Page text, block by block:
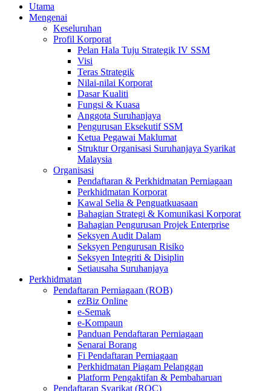
Utama
Mengenai
Keseluruhan
Profil Korporat
Pelan Hala Tuju Strategik IV SSM
Visi
Teras Strategik
Nilai-nilai Korporat
Dasar Kualiti
Fungsi & Kuasa
Anggota Suruhanjaya
Pengurusan Eksekutif SSM
Ketua Pegawai Maklumat
Struktur Organisasi Suruhanjaya Syarikat
Malaysia
Organisasi
Pendaftaran & Perkhidmatan Perniagaan
Perkhidmatan Korporat
Kawal Selia & Penguatkuasaan
Bahagian Strategi & Komunikasi Korporat
Bahagian Pengurusan Projek Enterprise
Seksyen Audit Dalam
Seksyen Pengurusan Risiko
Seksyen Integriti & Disiplin
Setiausaha Suruhanjaya
Perkhidmatan
Pendaftaran Perniagaan (ROB)
ezBiz Online
e-Semak
e-Kompaun
Panduan Pendaftaran Perniagaan
Senarai Borang
Fi Pendaftaran Perniagaan
Perkhidmatan Piagam Pelanggan
Platform Pengaktifan & Pembaharuan
Pendaftaran Syarikat (ROC)